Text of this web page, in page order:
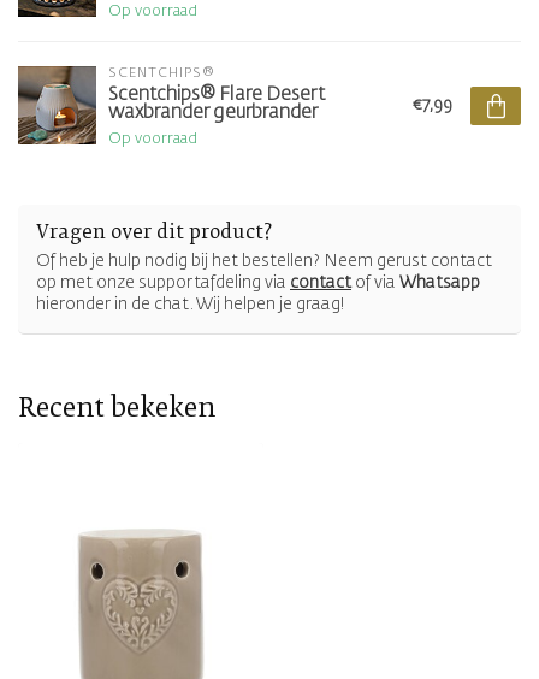
Op voorraad
SCENTCHIPS®
Scentchips® Flare Desert
waxbrander geurbrander
Op voorraad
€7,99
Vragen over dit product?
Of heb je hulp nodig bij het bestellen? Neem gerust contact
op met onze supportafdeling via contactof via Whatsapp
hieronder in de chat. Wij helpen je graag!
Recent bekeken